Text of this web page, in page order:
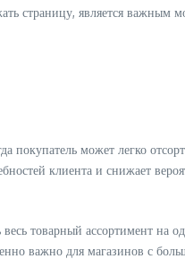
страницу, является важным
покупатель может легко
клиента и снижает
товарный ассортимент на
важно для магазинов с